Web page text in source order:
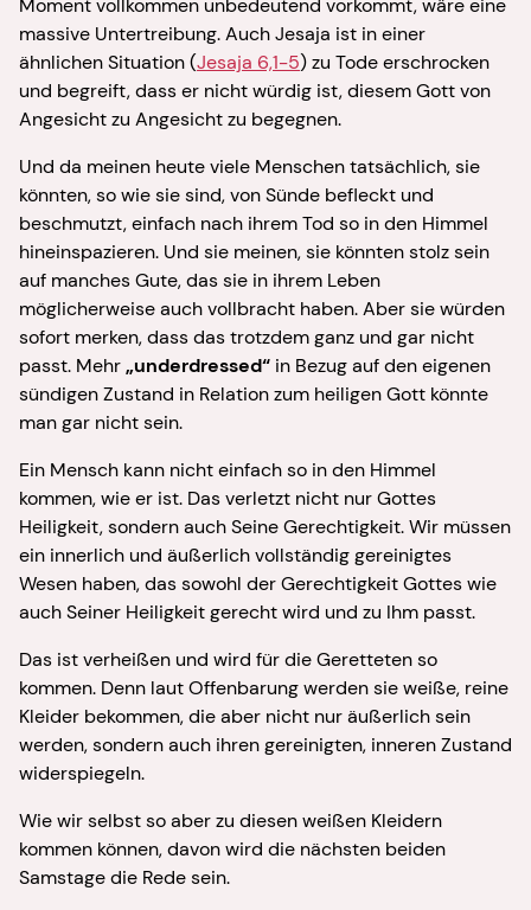
Moment vollkommen unbedeutend vorkommt, wäre eine
massive Untertreibung. Auch Jesaja ist in einer
ähnlichen Situation (Jesaja 6,1-5) zu Tode erschrocken
und begreift, dass er nicht würdig ist, diesem Gott von
Angesicht zu Angesicht zu begegnen.
Und da meinen heute viele Menschen tatsächlich, sie
könnten, so wie sie sind, von Sünde befleckt und
beschmutzt, einfach nach ihrem Tod so in den Himmel
hineinspazieren. Und sie meinen, sie könnten stolz sein
auf manches Gute, das sie in ihrem Leben
möglicherweise auch vollbracht haben. Aber sie würden
sofort merken, dass das trotzdem ganz und gar nicht
passt. Mehr„underdressed“ in Bezug auf den eigenen
sündigen Zustand in Relation zum heiligen Gott könnte
man gar nicht sein.
Ein Mensch kann nicht einfach so in den Himmel
kommen, wie er ist. Das verletzt nicht nur Gottes
Heiligkeit, sondern auch Seine Gerechtigkeit. Wir müssen
ein innerlich und äußerlich vollständig gereinigtes
Wesen haben, das sowohl der Gerechtigkeit Gottes wie
auch Seiner Heiligkeit gerecht wird und zu Ihm passt.
Das ist verheißen und wird für die Geretteten so
kommen. Denn laut Offenbarung werden sie weiße, reine
Kleider bekommen, die aber nicht nur äußerlich sein
werden, sondern auch ihren gereinigten, inneren Zustand
widerspiegeln.
Wie wir selbst so aber zu diesen weißen Kleidern
kommen können, davon wird die nächsten beiden
Samstage die Rede sein.